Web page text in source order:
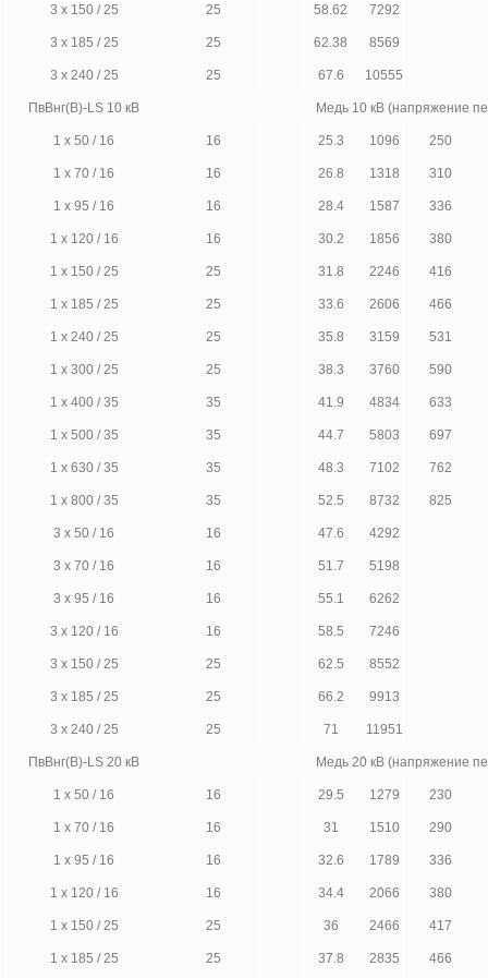
3 х 150 / 25 25 58.62 7292
3 х 185 / 25 25 62.38 8569
3 х 240 / 25 25 67.6 10555
ПвВнг(В)-LS 10 кВ Медь 10 кВ (напряжение
1 х 50 / 16 16 25.3 1096 250
1 х 70 / 16 16 26.8 1318 310
1 х 95 / 16 16 28.4 1587 336
1 х 120 / 16 16 30.2 1856 380
1 х 150 / 25 25 31.8 2246 416
1 х 185 / 25 25 33.6 2606 466
1 х 240 / 25 25 35.8 3159 531
1 х 300 / 25 25 38.3 3760 590
1 х 400 / 35 35 41.9 4834 633
1 х 500 / 35 35 44.7 5803 697
1 х 630 / 35 35 48.3 7102 762
1 х 800 / 35 35 52.5 8732 825
3 х 50 / 16 16 47.6 4292
3 х 70 / 16 16 51.7 5198
3 х 95 / 16 16 55.1 6262
3 х 120 / 16 16 58.5 7246
3 х 150 / 25 25 62.5 8552
3 х 185 / 25 25 66.2 9913
3 х 240 / 25 25 71 11951
ПвВнг(В)-LS 20 кВ Медь 20 кВ (напряжение
1 х 50 / 16 16 29.5 1279 230
1 х 70 / 16 16 31 1510 290
1 х 95 / 16 16 32.6 1789 336
1 х 120 / 16 16 34.4 2066 380
1 х 150 / 25 25 36 2466 417
1 х 185 / 25 25 37.8 2835 466